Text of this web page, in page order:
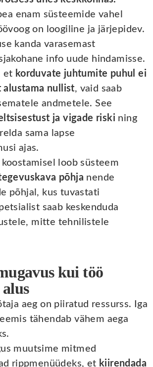
enam süsteemide vahel
on loogiline ja järjepidev.
kanda varasemast
info uude hindamisse.
et korduvate juhtumite puhul ei
alustama nullist, vaid saab
andmetele. See
ja vigade riski ning
sama lapse
ajas.
loob süsteem
põhja nende
põhjal, kus tuvastati
saab keskenduda
mitte tehnilistele
kui töö
aeg on piiratud ressurss. Iga
tähendab vähem aega
muutsime mitmed
rippmenüüdeks, et kiirendada